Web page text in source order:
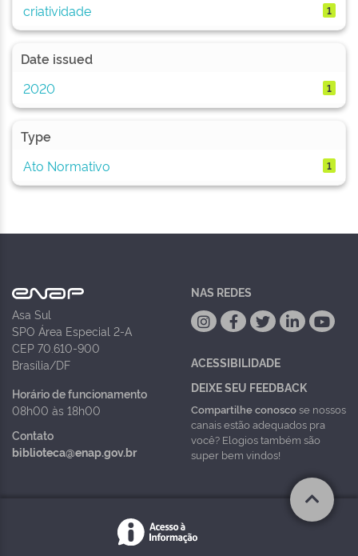
criatividade
1
Date issued
2020
1
Type
Ato Normativo
1
Asa Sul
SPO Área Especial 2-A
CEP 70.610-900
Brasília/DF
Horário de funcionamento
08h00 às 18h00
Contato
biblioteca@enap.gov.br
NAS REDES
ACESSIBILIDADE
DEIXE SEU FEEDBACK
Compartilhe conoscose nossos
canais estão adequados pra
você? Elogios também são
super bem vindos!